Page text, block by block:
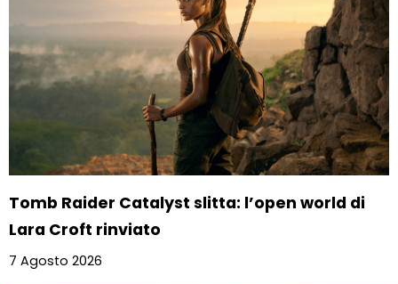
Tomb Raider Catalyst slitta: l’open world di
Lara Croft rinviato
7 Agosto 2026